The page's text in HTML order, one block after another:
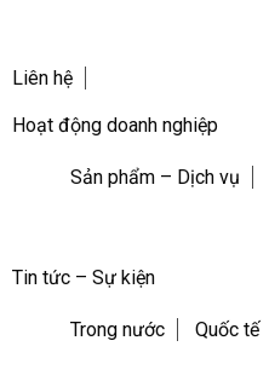
Liên hệ
Hoạt động doanh nghiệp
Sản phẩm – Dịch vụ
Tin tức – Sự kiện
Trong nước Quốc tế